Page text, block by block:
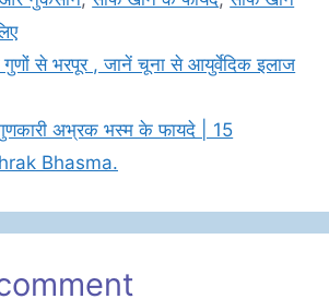
से भरपूर , जानें चूना से आयुर्वेदिक इलाज
अभ्रक भस्म के फायदे | 15
Bhasma.